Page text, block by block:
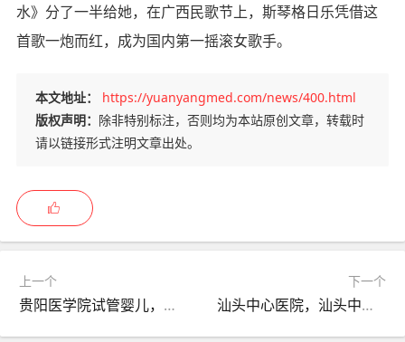
水》分了一半给她，在广西民歌节上，斯琴格日乐凭借这
首歌一炮而红，成为国内第一摇滚女歌手。
本文地址：
https://yuanyangmed.com/news/400.html
版权声明： 除非特别标注，否则均为本站原创文章，转载时
请以链接形式注明文章出处。
上一个
贵阳医学院试管婴儿，贵阳医学院试管婴儿家庭旅馆
下一个
汕头中心医院，汕头中心医院网上预约挂号！